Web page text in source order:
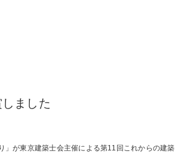
ました
」が東京建築士会主催による第11回これからの建築